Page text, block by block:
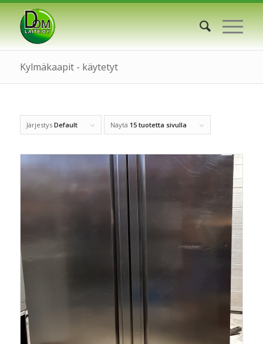
Kylmäkaapit - käytetyt
Järjestys Default Näytä 15 tuotetta sivulla